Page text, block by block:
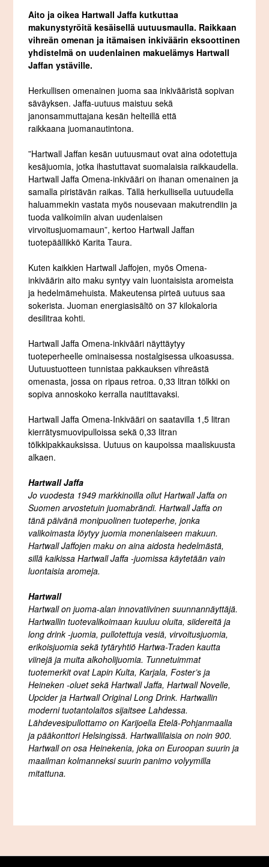
Aito ja oikea Hartwall Jaffa kutkuttaa
makunystyröitä kesäisellä uutuusmaulla. Raikkaan
vihreän omenan ja itämaisen inkiväärin eksoottinen
yhdistelmä on uudenlainen makuelämys Hartwall
Jaffan ystäville.
Herkullisen omenainen juoma saa inkivääristä sopivan
säväyksen. Jaffa-uutuus maistuu sekä
janonsammuttajana kesän helteillä että
raikkaana juomanautintona.
”Hartwall Jaffan kesän uutuusmaut ovat aina odotettuja
kesäjuomia, jotka ihastuttavat suomalaisia raikkaudella.
Hartwall Jaffa Omena-inkivääri on ihanan omenainen ja
samalla piristävän raikas. Tällä herkullisella uutuudella
haluammekin vastata myös nousevaan makutrendiin ja
tuoda valikoimiin aivan uudenlaisen
virvoitusjuomamaun”, kertoo Hartwall Jaffan
tuotepäällikkö Karita Taura.
Kuten kaikkien Hartwall Jaffojen, myös Omena-
inkiväärin aito maku syntyy vain luontaisista aromeista
ja hedelmämehuista. Makeutensa pirteä uutuus saa
sokerista. Juoman energiasisältö on 37 kilokaloria
desilitraa kohti.
Hartwall Jaffa Omena-inkivääri näyttäytyy
tuoteperheelle ominaisessa nostalgisessa ulkoasussa.
Uutuustuotteen tunnistaa pakkauksen vihreästä
omenasta, jossa on ripaus retroa. 0,33 litran tölkki on
sopiva annoskoko kerralla nautittavaksi.
Hartwall Jaffa Omena-Inkivääri on saatavilla 1,5 litran
kierrätysmuovipulloissa sekä 0,33 litran
tölkkipakkauksissa. Uutuus on kaupoissa maaliskuusta
alkaen.
Hartwall Jaffa
Jo vuodesta 1949 markkinoilla ollut Hartwall Jaffa on
Suomen arvostetuin juomabrändi. Hartwall Jaffa on
tänä päivänä monipuolinen tuoteperhe, jonka
valikoimasta löytyy juomia monenlaiseen makuun.
Hartwall Jaffojen maku on aina aidosta hedelmästä,
sillä kaikissa Hartwall Jaffa -juomissa käytetään vain
luontaisia aromeja.
Hartwall
Hartwall on juoma-alan innovatiivinen suunnannäyttäjä.
Hartwallin tuotevalikoimaan kuuluu oluita, siidereitä ja
long drink -juomia, pullotettuja vesiä, virvoitusjuomia,
erikoisjuomia sekä tytäryhtiö Hartwa-Traden kautta
viinejä ja muita alkoholijuomia. Tunnetuimmat
tuotemerkit ovat Lapin Kulta, Karjala, Foster’s ja
Heineken -oluet sekä Hartwall Jaffa, Hartwall Novelle,
Upcider ja Hartwall Original Long Drink. Hartwallin
moderni tuotantolaitos sijaitsee Lahdessa.
Lähdevesipullottamo on Karijoella Etelä-Pohjanmaalla
ja pääkonttori Helsingissä. Hartwallilaisia on noin 900.
Hartwall on osa Heinekenia, joka on Euroopan suurin ja
maailman kolmanneksi suurin panimo volyymilla
mitattuna.